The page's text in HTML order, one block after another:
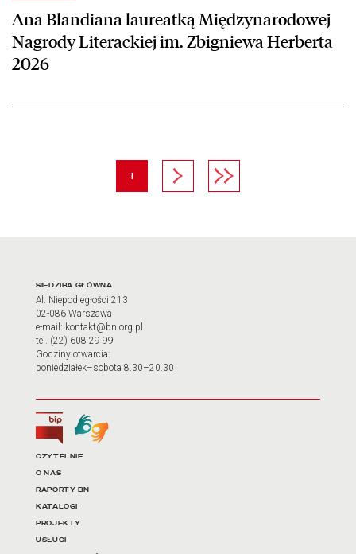
Ana Blandiana laureatką Międzynarodowej
Nagrody Literackiej im. Zbigniewa Herberta
2026
strona
1 Następna stronaOstatnia strona
Adres oraz godziny
SIEDZIBA GŁÓWNA
Al. Niepodległości 213
02-086 Warszawa
e-mail: kontakt@bn.org.pl
tel. (22) 608 29 99
Godziny otwarcia:
poniedziałek–sobota 8.30–20.30
Biuletyn Informacji Publicznej
Tłumacz języka migowego
Linki do najważniejszych
CZYTELNIE
O NAS
RAPORTY BN
KATALOGI
PROJEKTY
USŁUGI